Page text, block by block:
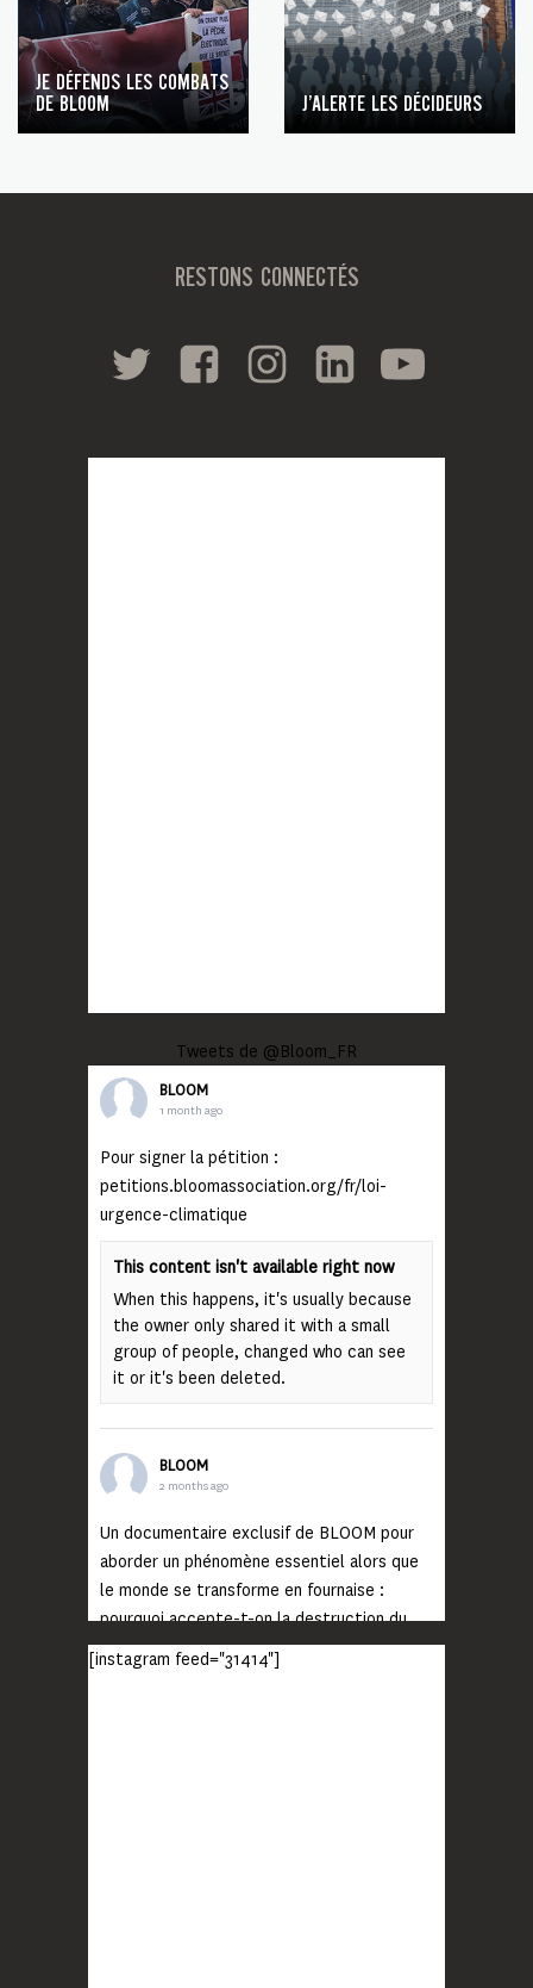
JE DÉFENDS LES COMBATS
DE BLOOM
J’ALERTE LES DÉCIDEURS
RESTONS CONNECTÉS
Tweets de @Bloom_FR
BLOOM
1 month ago
Pour signer la pétition :
petitions.bloomassociation.org/fr/loi-
urgence-climatique
This content isn't available right now
When this happens, it's usually because
the owner only shared it with a small
group of people, changed who can see
it or it's been deleted.
BLOOM
2 months ago
Un documentaire exclusif de BLOOM pour
aborder un phénomène essentiel alors que
le monde se transforme en fournaise :
pourquoi accepte-t-on la destruction du
monde ?
[instagram feed="31414"]